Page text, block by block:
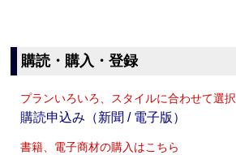
購読・購入・登録
プランいろいろ、スタイルに合わせて選択
購読申込み（新聞 / 電子版）
書籍、電子商材の購入はこちら